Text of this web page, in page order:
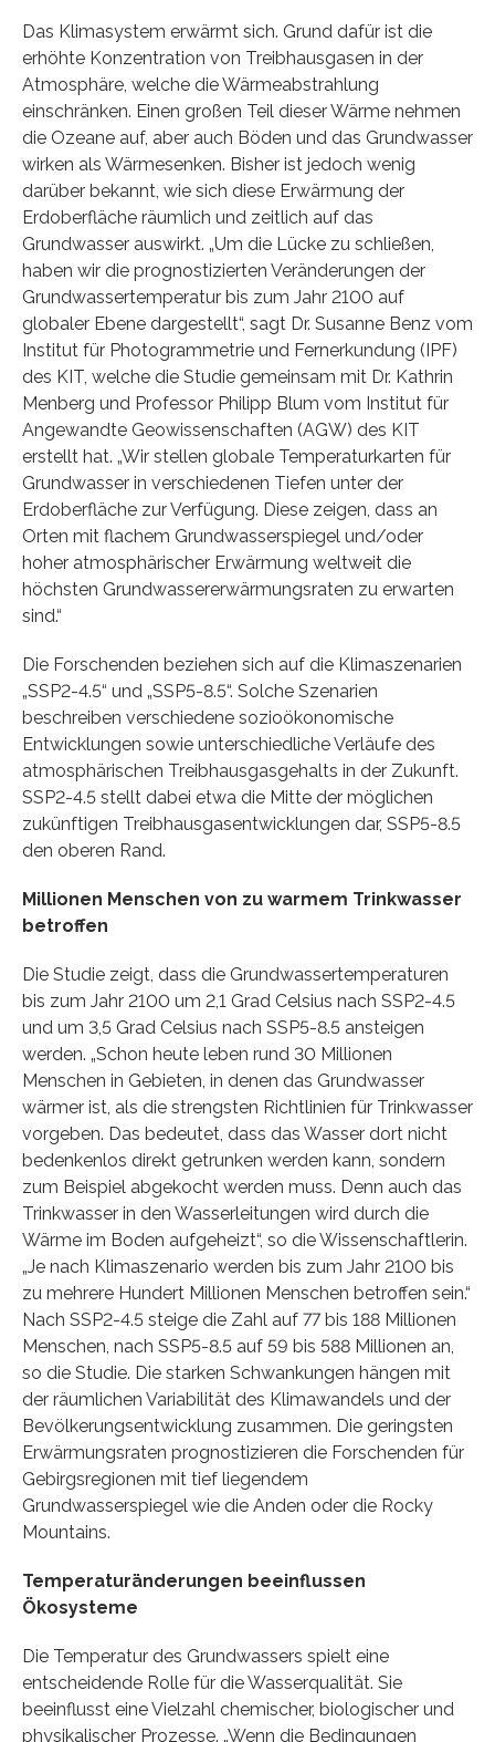
Das Klimasystem erwärmt sich. Grund dafür ist die
erhöhte Konzentration von Treibhausgasen in der
Atmosphäre, welche die Wärmeabstrahlung
einschränken. Einen großen Teil dieser Wärme nehmen
die Ozeane auf, aber auch Böden und das Grundwasser
wirken als Wärmesenken. Bisher ist jedoch wenig
darüber bekannt, wie sich diese Erwärmung der
Erdoberfläche räumlich und zeitlich auf das
Grundwasser auswirkt. „Um die Lücke zu schließen,
haben wir die prognostizierten Veränderungen der
Grundwassertemperatur bis zum Jahr 2100 auf
globaler Ebene dargestellt“, sagt Dr. Susanne Benz vom
Institut für Photogrammetrie und Fernerkundung (IPF)
des KIT, welche die Studie gemeinsam mit Dr. Kathrin
Menberg und Professor Philipp Blum vom Institut für
Angewandte Geowissenschaften (AGW) des KIT
erstellt hat. „Wir stellen globale Temperaturkarten für
Grundwasser in verschiedenen Tiefen unter der
Erdoberfläche zur Verfügung. Diese zeigen, dass an
Orten mit flachem Grundwasserspiegel und/oder
hoher atmosphärischer Erwärmung weltweit die
höchsten Grundwassererwärmungsraten zu erwarten
sind.“
Die Forschenden beziehen sich auf die Klimaszenarien
„SSP2-4.5“ und „SSP5-8.5“. Solche Szenarien
beschreiben verschiedene sozioökonomische
Entwicklungen sowie unterschiedliche Verläufe des
atmosphärischen Treibhausgasgehalts in der Zukunft.
SSP2-4.5 stellt dabei etwa die Mitte der möglichen
zukünftigen Treibhausgasentwicklungen dar, SSP5-8.5
den oberen Rand.
Millionen Menschen von zu warmem Trinkwasser
betroffen
Die Studie zeigt, dass die Grundwassertemperaturen
bis zum Jahr 2100 um 2,1 Grad Celsius nach SSP2-4.5
und um 3,5 Grad Celsius nach SSP5-8.5 ansteigen
werden. „Schon heute leben rund 30 Millionen
Menschen in Gebieten, in denen das Grundwasser
wärmer ist, als die strengsten Richtlinien für Trinkwasser
vorgeben. Das bedeutet, dass das Wasser dort nicht
bedenkenlos direkt getrunken werden kann, sondern
zum Beispiel abgekocht werden muss. Denn auch das
Trinkwasser in den Wasserleitungen wird durch die
Wärme im Boden aufgeheizt“, so die Wissenschaftlerin.
„Je nach Klimaszenario werden bis zum Jahr 2100 bis
zu mehrere Hundert Millionen Menschen betroffen sein.“
Nach SSP2-4.5 steige die Zahl auf 77 bis 188 Millionen
Menschen, nach SSP5-8.5 auf 59 bis 588 Millionen an,
so die Studie. Die starken Schwankungen hängen mit
der räumlichen Variabilität des Klimawandels und der
Bevölkerungsentwicklung zusammen. Die geringsten
Erwärmungsraten prognostizieren die Forschenden für
Gebirgsregionen mit tief liegendem
Grundwasserspiegel wie die Anden oder die Rocky
Mountains.
Temperaturänderungen beeinflussen
Ökosysteme
Die Temperatur des Grundwassers spielt eine
entscheidende Rolle für die Wasserqualität. Sie
beeinflusst eine Vielzahl chemischer, biologischer und
physikalischer Prozesse. „Wenn die Bedingungen